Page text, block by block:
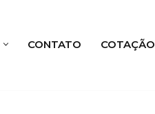
CONTATO COTAÇÃO